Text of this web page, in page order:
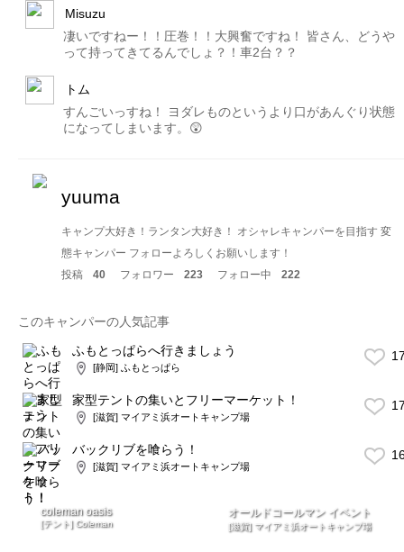
Misuzu
凄いですねー！！圧巻！！大興奮ですね！ 皆さん、どうや
って持ってきてるんでしょ？！車2台？？
トム
すんごいっすね！ ヨダレものというより口があんぐり状態
になってしまいます。😲
yuuma
キャンプ大好き！ランタン大好き！ オシャレキャンパーを目指す 変
態キャンパー フォローよろしくお願いします！
投稿
40 フォロワー 223 フォロー中 222
このキャンパーの人気記事
ふもとっぱらへ行きましょう
[静岡] ふもとっぱら
家型テントの集いとフリーマーケット！
[滋賀] マイアミ浜オートキャンプ場
バックリブを喰らう！
[滋賀] マイアミ浜オートキャンプ場
coleman oasis
[テント] Coleman
オールドコールマン イベント
[滋賀] マイアミ浜オートキャンプ場